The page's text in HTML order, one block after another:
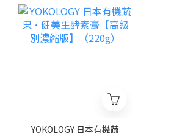
YOKOLOGY 日本有機蔬